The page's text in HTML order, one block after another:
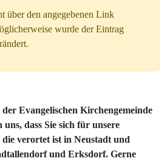
über den angegebenen Link
wurde der Eintrag
Evangelischen Kirchengemeinde
dass Sie sich für unsere
die verortet ist in Neustadt und
und Erksdorf. Gerne